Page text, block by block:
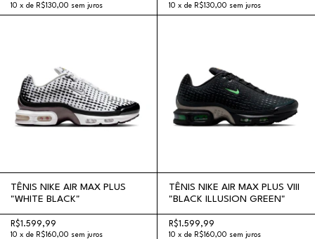
10 x de R$130,00 sem juros 10 x de R$130,00 sem juros
TÊNIS NIKE AIR MAX PLUS
"WHITE BLACK"
R$1.599,99
10 x de R$160,00 sem juros
TÊNIS NIKE AIR MAX PLUS VIII
"BLACK ILLUSION GREEN"
R$1.599,99
10 x de R$160,00 sem juros